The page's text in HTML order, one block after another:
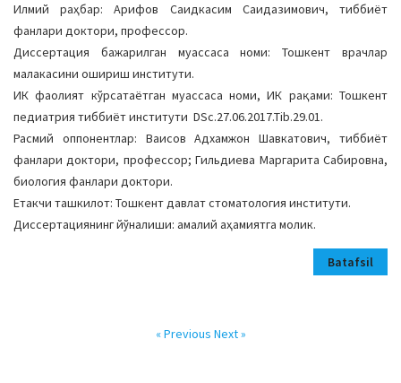
Илмий раҳбар: Арифов Саидкасим Саидазимович, тиббиёт
фанлари доктори, профессор.
Диссертация бажарилган муассаса номи: Тошкент врачлар
малакасини ошириш институти.
ИК фаолият кўрсатаётган муассаса номи, ИК рақами: Тошкент
педиатрия тиббиёт институти DSc.27.06.2017.Tib.29.01.
Расмий оппонентлар: Ваисов Адхамжон Шавкатович, тиббиёт
фанлари доктори, профессор; Гильдиева Маргарита Сабировна,
биология фанлари доктори.
Етакчи ташкилот: Тошкент давлат стоматология институти.
Диссертациянинг йўналиши: амалий аҳамиятга молик.
Batafsil
« Previous Next »